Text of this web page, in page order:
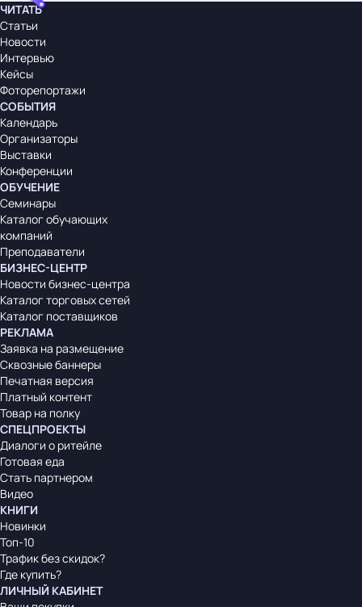
ЧИТАТЬ
Статьи
Новости
Интервью
Кейсы
Фоторепортажи
СОБЫТИЯ
Календарь
Организаторы
Выставки
Конференции
ОБУЧЕНИЕ
Семинары
Каталог обучающих
компаний
Преподаватели
БИЗНЕС-ЦЕНТР
Новости бизнес-центра
Каталог торговых сетей
Каталог поставщиков
РЕКЛАМА
Заявка на размещение
Сквозные баннеры
Печатная версия
Платный контент
Товар на полку
СПЕЦПРОЕКТЫ
Диалоги о ритейле
Готовая еда
Стать партнером
Видео
КНИГИ
Новинки
Топ-10
Трафик без скидок?
Где купить?
ЛИЧНЫЙ КАБИНЕТ